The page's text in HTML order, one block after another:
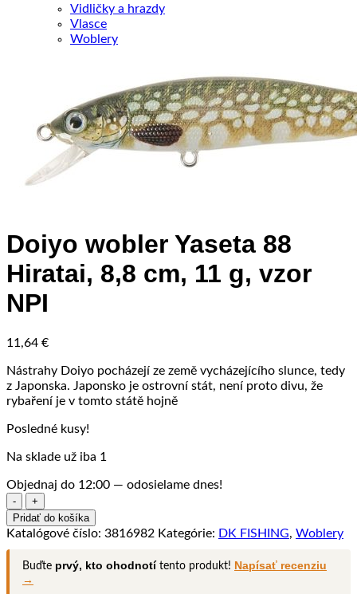
Vidličky a hrazdy
Vlasce
Woblery
Doiyo wobler Yaseta 88
Hiratai, 8,8 cm, 11 g, vzor
NPI
11,64 €
Nástrahy Doiyo pocházejí ze země vycházejícího slunce, tedy
z Japonska. Japonsko je ostrovní stát, není proto divu, že
rybaření je v tomto státě hojně
Posledné kusy!
Na sklade už iba 1
Objednaj do 12:00 — odosielame dnes!
množstvo
Doiyo
wobler
88
Hiratai,
Pridať do košíka
Katalógové číslo: 3816982 Kategórie: DK FISHING, Woblery
Buďte prvý, kto ohodnotí tento produkt! Napísať recenziu
→